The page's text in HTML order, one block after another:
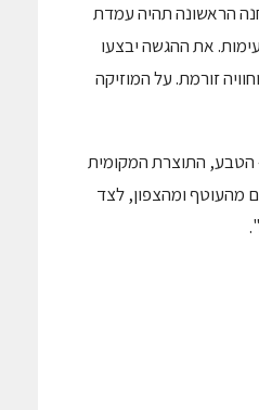
הראשונה תהיה עמדת
את ההגשה יבצעו
זורמת. על המוזיקה
הטבע, התוצרת המקומית
מהעוטף ומהצפון, לצד